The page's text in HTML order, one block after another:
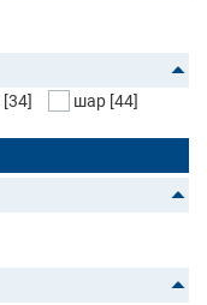
[34] шар [44]